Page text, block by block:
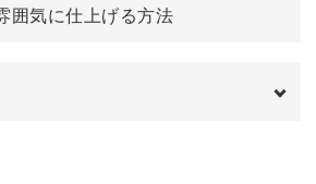
ルドな色味のベースと好相性です。
ラスしたり、淡いブルーやグリーン
ラーアレンジするだけでもまったく
囲気に仕上げる方法